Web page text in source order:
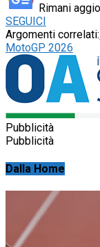
Rimani
SEGUICI
Argomenti correlati:
MotoGP 2026
Pubblicità
Pubblicità
Dalla Home